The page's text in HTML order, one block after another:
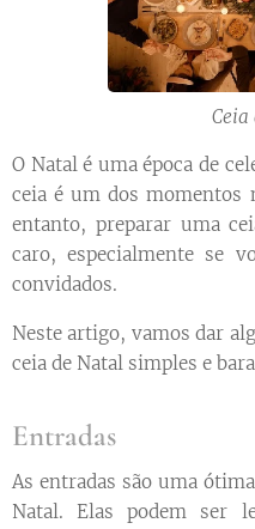
Ceia
O Natal é uma época de
ceia é um dos momentos
entanto, preparar uma
caro, especialmente se
convidados.
Neste artigo, vamos dar
ceia de Natal simples e
Entradas
As entradas são uma
Natal. Elas podem ser